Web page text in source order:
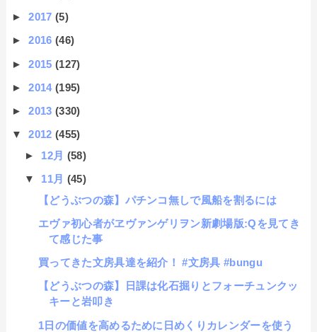
►2017(5)
►2016(46)
►2015(127)
►2014(195)
►2013(330)
▼2012(455)
► 12月 (58)
▼ 11月 (45)
【どうぶつの森】パチンコ無しで風船を割るには
エヴァ初心者がヱヴァンゲリヲン新劇場版:Qを見てき
て感じた事
買ってきた文房具達を紹介！ #文房具 #bungu
【どうぶつの森】日課は化石掘りとフォーチュンクッ
キーと岩叩き
1日の価値を高めるために日めくりカレンダーを使う